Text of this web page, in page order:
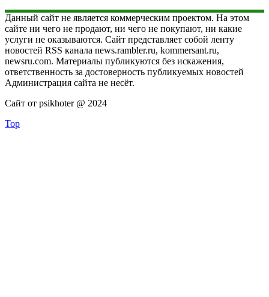
Данный сайт не является коммерческим проектом. На этом
сайте ни чего не продают, ни чего не покупают, ни какие
услуги не оказываются. Сайт представляет собой ленту
новостей RSS канала news.rambler.ru, kommersant.ru,
newsru.com. Материалы публикуются без искажения,
ответственность за достоверность публикуемых новостей
Администрация сайта не несёт.
Сайт от psikhoter @ 2024
Top